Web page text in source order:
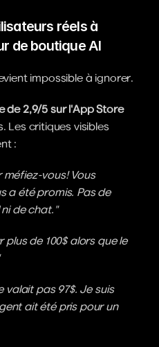
réels à
de boutique AI
impossible à ignorer.
de 2,9/5 sur l'App Store
Les critiques visibles
:
vous! Vous
a été promis. Pas de
de chat."
de 100$ alors que le
valait pas 97$. Je suis
ait été pris pour un